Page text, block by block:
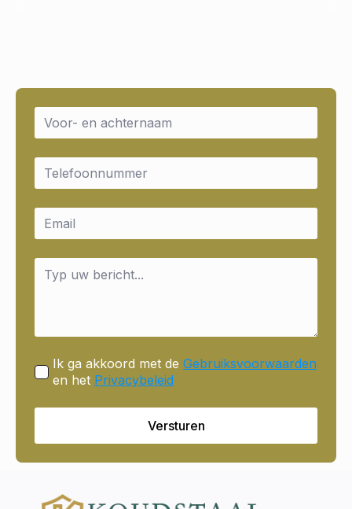
Name
Email
Email
Message
Ik ga akkoord met de Gebruiksvoorwaarden
en het Privacybeleid
Versturen